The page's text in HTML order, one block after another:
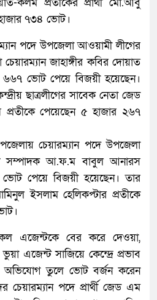
কলম প্রতীকের প্রার্থী মো.আবু
৭৩৪ ভোট।
পদে উপজেলা আওয়ামী লীগের
জাহাঙ্গীর কবির দোয়াত
ভোট পেয়ে বিজয়ী হয়েছেন।
ছাত্রলীগের সাবেক নেতা জেড
পেয়েছেন ৫ হাজার ২৬৭
চেয়ারম্যান পদে উপজেলা
সম্পাদক আ.ফ.ম বাবুল আনারস
পেয়ে বিজয়ী হয়েছেন। তার
ইসলাম হেলিকপ্টার প্রতীকে
এজেন্টকে বের করে দেওয়া,
ভুয়া এজেন্ট সাজিয়ে কেন্দ্রে প্রভাব
অভিযোগ তুলে ভোট বর্জন করেন
চেয়ারম্যান পদে প্রার্থী জেড এম